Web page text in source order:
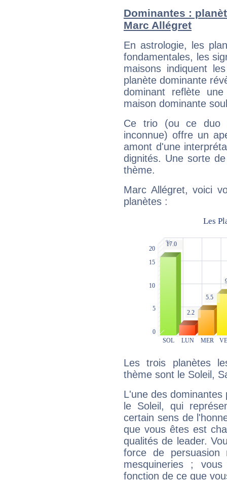
Dominantes :
Marc Allégret
En astrologie, les
fondamentales, les
maisons indiquent
planète dominante
dominant reflète
maison dominante
Ce trio (ou ce duo
inconnue) offre un
amont d'une
dignités. Une sorte
thème.
Marc Allégret, voici
planètes :
Les trois planètes
thème sont le Soleil,
L'une des
le Soleil, qui
certain sens de
que vous êtes est
qualités de leader.
force de
mesquineries ;
fonction de ce que